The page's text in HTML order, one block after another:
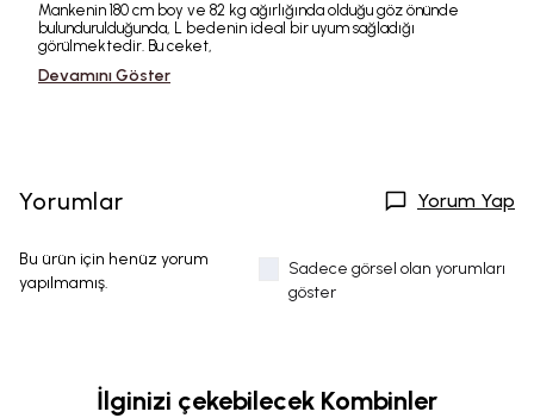
Mankenin 180 cm boy ve 82 kg ağırlığında olduğu göz önünde
bulundurulduğunda, L bedenin ideal bir uyum sağladığı
görülmektedir. Bu ceket,
Devamını Göster
Yorumlar Yorum Yap
Bu ürün için henüz yorum
yapılmamış.
Sadece görsel olan yorumları
göster
İlginizi çekebilecek Kombinler